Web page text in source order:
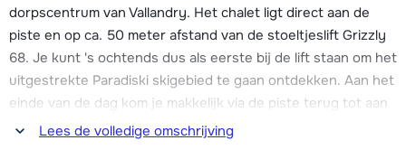
dorpscentrum van Vallandry. Het chalet ligt direct aan de
piste en op ca. 50 meter afstand van de stoeltjeslift Grizzly
68. Je kunt 's ochtends dus als eerste bij de lift staan om het
uitgestrekte Paradiski skigebied te gaan ontdekken. Aan het
einde van de dag kom je makkelijk via de piste terug tot aan
het chalet.
Lees de volledige omschrijving